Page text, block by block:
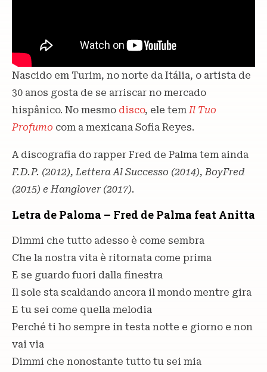
Nascido em Turim, no norte da Itália, o artista de
30 anos gosta de se arriscar no mercado
hispânico. No mesmo disco, ele temIl Tuo
Profumo com a mexicana Sofia Reyes.
A discografia do rapper Fred de Palma tem ainda
F.D.P. (2012), Lettera Al Successo (2014), BoyFred
(2015) e Hanglover (2017).
Letra de Paloma – Fred de Palma feat Anitta
Dimmi che tutto adesso è come sembra
Che la nostra vita è ritornata come prima
E se guardo fuori dalla finestra
Il sole sta scaldando ancora il mondo mentre gira
E tu sei come quella melodia
Perché ti ho sempre in testa notte e giorno e non
vai via
Dimmi che nonostante tutto tu sei mia